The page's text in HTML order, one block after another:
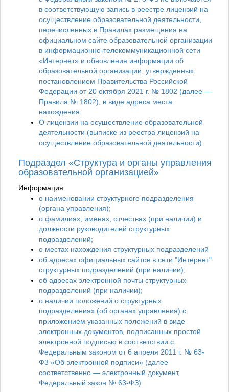
в соответствующую запись в реестре лицензий на
осуществление образовательной деятельности,
перечисленных в Правилах размещения на
официальном сайте образовательной организации
в информационно-телекоммуникационной сети
«Интернет» и обновления информации об
образовательной организации, утвержденных
постановлением Правительства Российской
Федерации от 20 октября 2021 г. № 1802 (далее —
Правила № 1802), в виде адреса места
нахождения.
О лицензии на осуществление образовательной
деятельности (выписке из реестра лицензий на
осуществление образовательной деятельности).
Подраздел «Структура и органы управления
образовательной организацией»
Информация:
о наименовании структурного подразделения
(органа управления);
о фамилиях, именах, отчествах (при наличии) и
должности руководителей структурных
подразделений;
о местах нахождения структурных подразделений
об адресах официальных сайтов в сети "Интернет"
структурных подразделений (при наличии);
об адресах электронной почты структурных
подразделений (при наличии);
о наличии положений о структурных
подразделениях (об органах управления) с
приложением указанных положений в виде
электронных документов, подписанных простой
электронной подписью в соответствии с
Федеральным законом от 6 апреля 2011 г. № 63-
Ф3 «Об электронной подписи» (далее
соответственно — электронный документ,
Федеральный закон № 63-ФЗ).